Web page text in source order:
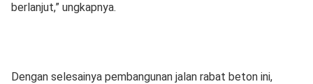
berlanjut,” ungkapnya.
Dengan selesainya pembangunan jalan rabat beton ini,